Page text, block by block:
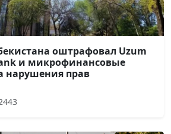
оштрафовал Uzum
и микрофинансовые
нарушения прав